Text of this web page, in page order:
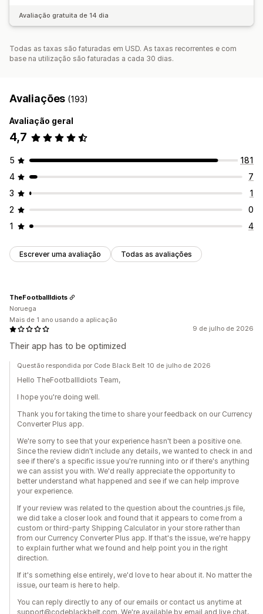
Avaliação gratuita de 14 dia
Todas as taxas são faturadas em USD. As taxas recorrentes e com
base na utilização são faturadas a cada 30 dias.
Avaliações (193)
Avaliação geral
4,7
5
181
4
7
3
1
2
0
1
4
Escrever uma avaliação Todas as avaliações
9 de julho de 2026
Their app has to be optimized
TheFootballIdiots
Noruega
Mais de 1 ano usando a aplicação
Questão respondida por Code Black Belt 10 de julho de 2026
Hello TheFootballIdiots Team,
I hope you're doing well.
Thank you for taking the time to share your feedback on our Currency
Converter Plus app.
We're sorry to see that your experience hasn't been a positive one.
Since the review didn't include any details, we wanted to check in and
see if there's a specific issue you're running into or if there's anything
we can assist you with. We'd really appreciate the opportunity to
better understand what happened and see if we can help improve
your experience.
If your review was related to the question about the countries.js file,
we did take a closer look and found that it appears to come from a
custom or third-party Shipping Calculator in your store rather than
from our Currency Converter Plus app. If that's the issue, we're happy
to explain further what we found and help point you in the right
direction.
If it's something else entirely, we'd love to hear about it. No matter the
issue, our team is here to help.
You can reply directly to any of our emails or contact us anytime at
support@codeblackbelt.com. We're available by email and live chat,